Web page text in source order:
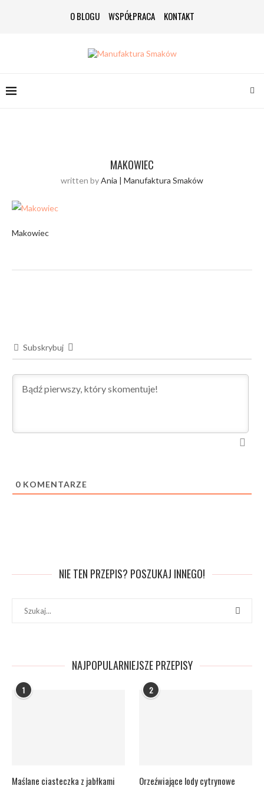
O BLOGU WSPÓŁPRACA KONTAKT
MAKOWIEC
written byAnia | Manufaktura Smaków
Makowiec
Subskrybuj
0 KOMENTARZE
NIE TEN PRZEPIS? POSZUKAJ INNEGO!
NAJPOPULARNIEJSZE PRZEPISY
1
Maślane ciasteczka z jabłkami
2
Orzeźwiające lody cytrynowe